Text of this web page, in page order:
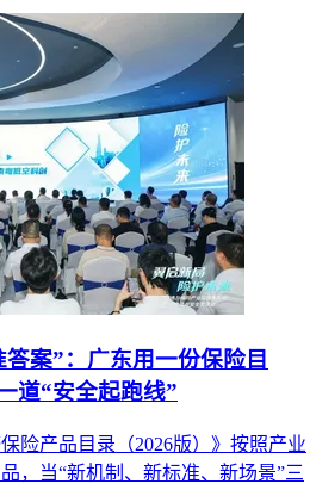
案”：广东用一份保险目
道“安全起跑线”
险产品目录（2026版）》按照产业
，当“新机制、新标准、新场景”三